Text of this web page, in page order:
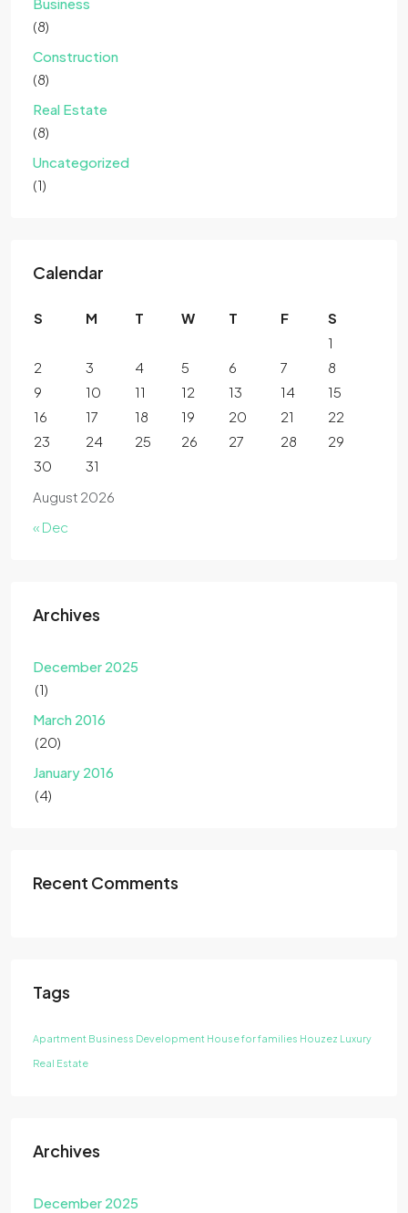
Business
(8)
Construction
(8)
Real Estate
(8)
Uncategorized
(1)
Calendar
August 2026
S M T W T F
S
1
2
3 4 5 6 7
8
9
10 11 12 13 14
15
16
17 18 19 20 21
22
23
24 25 26 27 28
29
30
31
« Dec
Archives
December 2025
(1)
March 2016
(20)
January 2016
(4)
Recent Comments
Tags
Apartment Business Development House for families Houzez Luxury
Real Estate
Archives
December 2025